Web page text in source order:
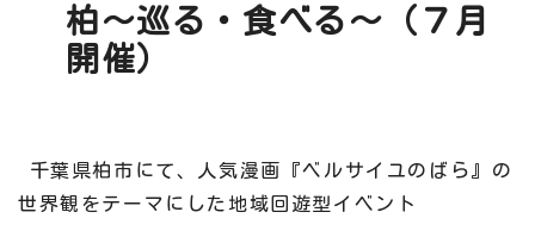
柏〜巡る・食べる〜（７月
開催）
千葉県柏市にて、人気漫画『ベルサイユのばら』の
世界観をテーマにした地域回遊型イベント